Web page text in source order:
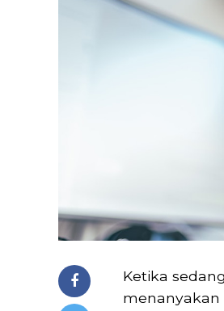
Ketika
menanyakan